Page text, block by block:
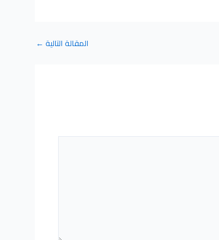
المقالة التالية ←